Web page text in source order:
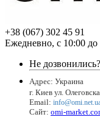
+38 (067) 302 45 91
Ежедневно, с 10:00 до
Не дозвонились?
Адрес: Украина
г. Киев ул.
Email:
Сайт: omi-